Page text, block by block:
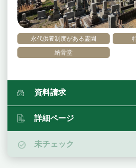
永代供養制度がある霊園
納骨堂
資料請求
詳細ページ
未チェック